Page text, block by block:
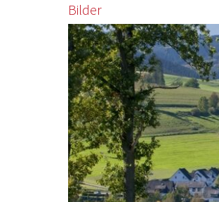
Bilder